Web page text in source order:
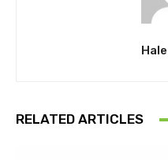
RELATED ARTICLES